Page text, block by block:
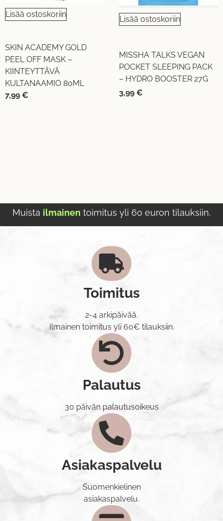
Lisää ostoskoriin
SKIN ACADEMY GOLD
PEEL OFF MASK –
KIINTEYTTÄVÄ
KULTANAAMIO 80ML
7,99 €
Lisää ostoskoriin
MISSHA TALKS VEGAN
POCKET SLEEPING PACK
– HYDRO BOOSTER 27G
3,99 €
Muista ilmainen toimitus yli 60 euron tilauksiin.
Toimitus
2-4 arkipäivää.
Ilmainen toimitus yli 60€ tilauksiin.
Palautus
30 päivän palautusoikeus
Asiakaspalvelu
Suomenkielinen
asiakaspalvelu.